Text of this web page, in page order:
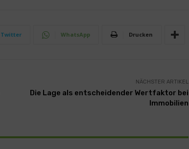
Twitter WhatsApp Drucken
NÄCHSTER ARTIKEL
Die Lage als entscheidender Wertfaktor bei
Immobilien